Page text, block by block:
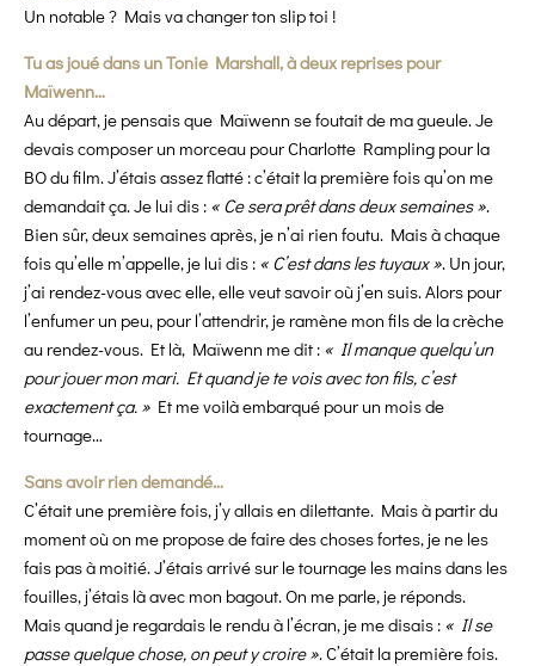
Un notable ? Mais va changer ton slip toi !
Tu as joué dans un Tonie Marshall, à deux reprises pour
Maïwenn…
Au départ, je pensais que Maïwenn se foutait de ma gueule. Je
devais composer un morceau pour Charlotte Rampling pour la
BO du film. J’étais assez flatté : c’était la première fois qu’on me
demandait ça. Je lui dis : « Ce sera prêt dans deux semaines ».
Bien sûr, deux semaines après, je n’ai rien foutu. Mais à chaque
fois qu’elle m’appelle, je lui dis : « C’est dans les tuyaux ». Un jour,
j’ai rendez-vous avec elle, elle veut savoir où j’en suis. Alors pour
l’enfumer un peu, pour l’attendrir, je ramène mon fils de la crèche
au rendez-vous. Et là, Maïwenn me dit : « Il manque quelqu’un
pour jouer mon mari. Et quand je te vois avec ton fils, c’est
exactement ça. » Et me voilà embarqué pour un mois de
tournage…
Sans avoir rien demandé…
C’était une première fois, j’y allais en dilettante. Mais à partir du
moment où on me propose de faire des choses fortes, je ne les
fais pas à moitié. J’étais arrivé sur le tournage les mains dans les
fouilles, j’étais là avec mon bagout. On me parle, je réponds.
Mais quand je regardais le rendu à l’écran, je me disais : « Il se
passe quelque chose, on peut y croire ». C’était la première fois.